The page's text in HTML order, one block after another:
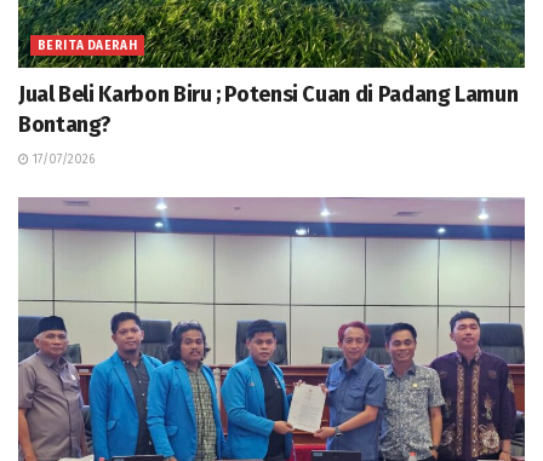
BERITA DAERAH
Jual Beli Karbon Biru ; Potensi Cuan di Padang Lamun
Bontang?
17/07/2026